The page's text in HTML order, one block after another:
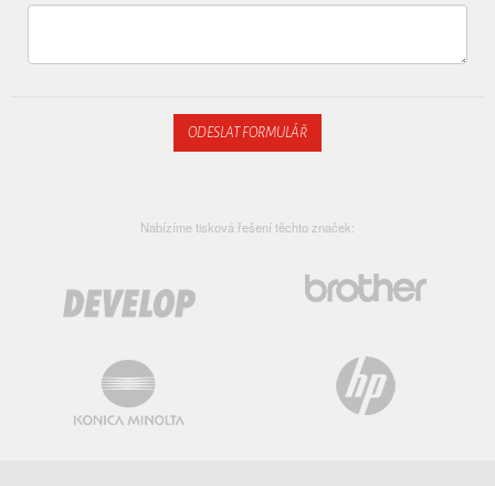
ODESLAT FORMULÁŘ
Nabízíme tisková řešení těchto značek: